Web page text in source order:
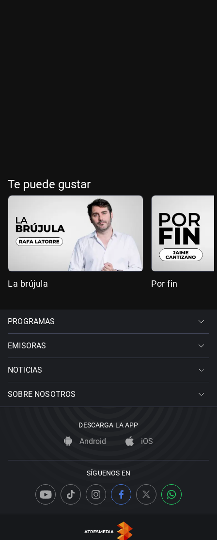
Te puede gustar
La brújula Por fin
PROGRAMAS
EMISORAS
NOTICIAS
SOBRE NOSOTROS
DESCARGA LA APP
Android iOS
SÍGUENOS EN